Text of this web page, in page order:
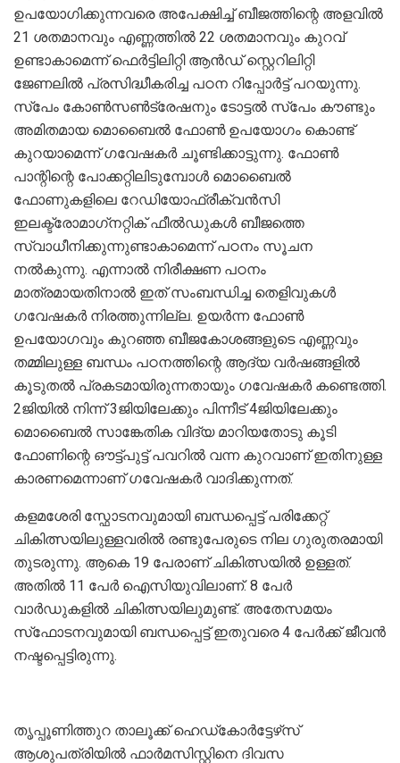
ഉപയോഗിക്കുന്നവരെ അപേക്ഷിച്ച് ബീജത്തിന്റെ അളവില്‍
21 ശതമാനവും എണ്ണത്തില്‍ 22 ശതമാനവും കുറവ്
ഉണ്ടാകാമെന്ന് ഫെര്‍ട്ടിലിറ്റി ആന്‍ഡ് സ്റ്റെറിലിറ്റി
ജേണലില്‍ പ്രസിദ്ധീകരിച്ച പഠന റിപ്പോര്‍ട്ട് പറയുന്നു.
സ്പേം കോണ്‍സണ്‍ട്രേഷനും ടോട്ടല്‍ സ്പേം കൗണ്ടും
അമിതമായ മൊബൈല്‍ ഫോണ്‍ ഉപയോഗം കൊണ്ട്
കുറയാമെന്ന് ഗവേഷകര്‍ ചൂണ്ടിക്കാട്ടുന്നു. ഫോണ്‍
പാന്റിന്റെ പോക്കറ്റിലിടുമ്പോള്‍ മൊബൈല്‍
ഫോണുകളിലെ റേഡിയോഫ്രീക്വന്‍സി
ഇലക്ട്രോമാഗ്‌നറ്റിക് ഫീല്‍ഡുകള്‍ ബീജത്തെ
സ്വാധീനിക്കുന്നുണ്ടാകാമെന്ന് പഠനം സൂചന
നല്‍കുന്നു. എന്നാല്‍ നിരീക്ഷണ പഠനം
മാത്രമായതിനാല്‍ ഇത് സംബന്ധിച്ച തെളിവുകള്‍
ഗവേഷകര്‍ നിരത്തുന്നില്ല. ഉയര്‍ന്ന ഫോണ്‍
ഉപയോഗവും കുറഞ്ഞ ബീജകോശങ്ങളുടെ എണ്ണവും
തമ്മിലുള്ള ബന്ധം പഠനത്തിന്റെ ആദ്യ വര്‍ഷങ്ങളില്‍
കൂടുതല്‍ പ്രകടമായിരുന്നതായും ഗവേഷകര്‍ കണ്ടെത്തി.
2ജിയില്‍ നിന്ന് 3ജിയിലേക്കും പിന്നീട് 4ജിയിലേക്കും
മൊബൈല്‍ സാങ്കേതിക വിദ്യ മാറിയതോടു കൂടി
ഫോണിന്റെ ഔട്ട്പുട്ട് പവറില്‍ വന്ന കുറവാണ് ഇതിനുള്ള
കാരണമെന്നാണ് ഗവേഷകര്‍ വാദിക്കുന്നത്.
കളമശേരി സ്ഫോടനവുമായി ബന്ധപ്പെട്ട് പരിക്കേറ്റ്
ചികിത്സയിലുള്ളവരില്‍ രണ്ടുപേരുടെ നില ഗുരുതരമായി
തുടരുന്നു. ആകെ 19 പേരാണ് ചികിത്സയില്‍ ഉള്ളത്.
അതില്‍ 11 പേര്‍ ഐസിയുവിലാണ്. 8 പേര്‍
വാര്‍ഡുകളില്‍ ചികിത്സയിലുമുണ്ട്. അതേസമയം
സ്‌ഫോടനവുമായി ബന്ധപ്പെട്ട് ഇതുവരെ 4 പേര്‍ക്ക് ജീവന്‍
നഷ്ടപ്പെട്ടിരുന്നു.
തൃപ്പൂണിത്തുറ താലൂക്ക് ഹെഡ്‌കോര്‍ട്ടേഴ്‌സ്
ആശുപത്രിയില്‍ ഫാര്‍മസിസ്റ്റിനെ ദിവസ